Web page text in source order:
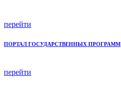
перейти
ПОРТАЛ ГОСУДАРСТВЕННЫХ ПРОГРАММ
перейти